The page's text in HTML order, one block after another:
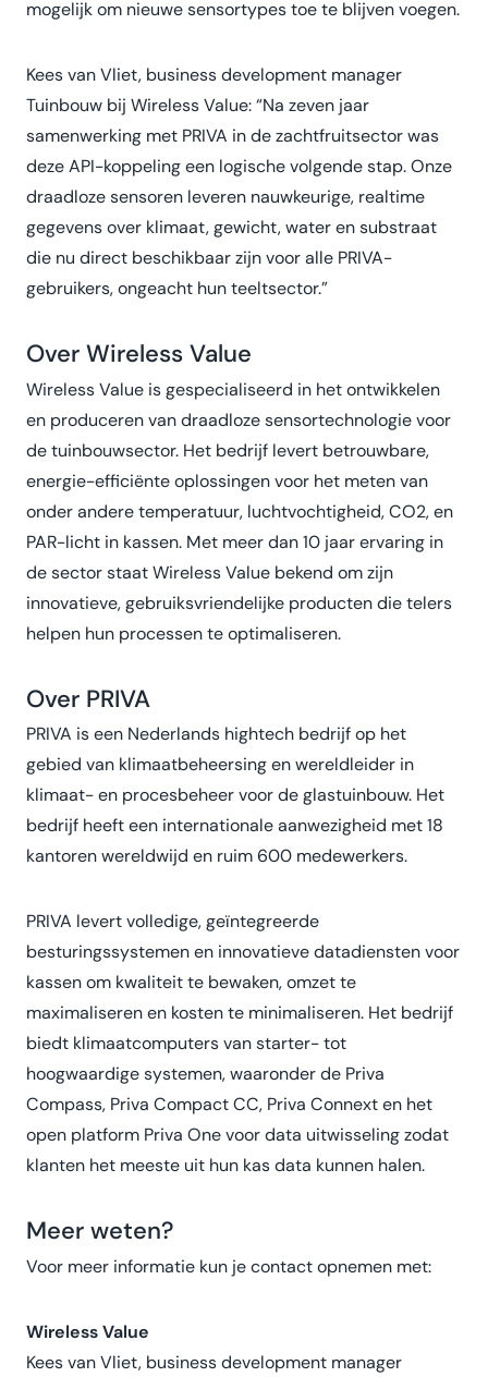
mogelijk om nieuwe sensortypes toe te blijven voegen.
Kees van Vliet, business development manager
Tuinbouw bij Wireless Value: “Na zeven jaar
samenwerking met PRIVA in de zachtfruitsector was
deze API-koppeling een logische volgende stap. Onze
draadloze sensoren leveren nauwkeurige, realtime
gegevens over klimaat, gewicht, water en substraat
die nu direct beschikbaar zijn voor alle PRIVA-
gebruikers, ongeacht hun teeltsector.”
Over Wireless Value
Wireless Value is gespecialiseerd in het ontwikkelen
en produceren van draadloze sensortechnologie voor
de tuinbouwsector. Het bedrijf levert betrouwbare,
energie-efficiënte oplossingen voor het meten van
onder andere temperatuur, luchtvochtigheid, CO2, en
PAR-licht in kassen. Met meer dan 10 jaar ervaring in
de sector staat Wireless Value bekend om zijn
innovatieve, gebruiksvriendelijke producten die telers
helpen hun processen te optimaliseren.
Over PRIVA
PRIVA is een Nederlands hightech bedrijf op het
gebied van klimaatbeheersing en wereldleider in
klimaat- en procesbeheer voor de glastuinbouw. Het
bedrijf heeft een internationale aanwezigheid met 18
kantoren wereldwijd en ruim 600 medewerkers.
PRIVA levert volledige, geïntegreerde
besturingssystemen en innovatieve datadiensten voor
kassen om kwaliteit te bewaken, omzet te
maximaliseren en kosten te minimaliseren. Het bedrijf
biedt klimaatcomputers van starter- tot
hoogwaardige systemen, waaronder de Priva
Compass, Priva Compact CC, Priva Connext en het
open platform Priva One voor data uitwisseling zodat
klanten het meeste uit hun kas data kunnen halen.
Meer weten?
Voor meer informatie kun je contact opnemen met:
Wireless Value
Kees van Vliet, business development manager